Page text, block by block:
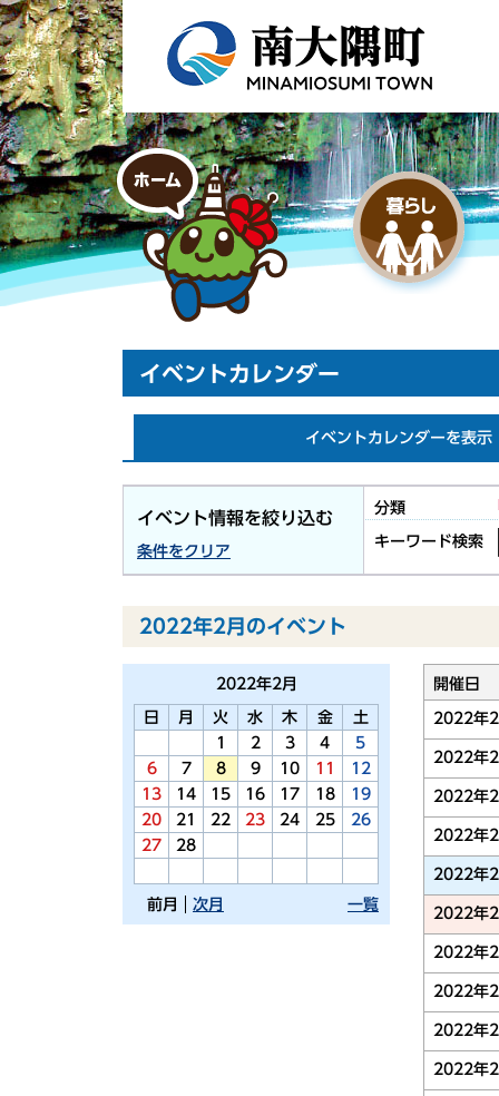
イベントカレンダー
イベントカレンダーを表示
イベント情報を絞り込む
条件をクリア
分類
キーワード検索
2022年2月のイベント
2022年2月
日 月 火 水 木 金
土
1
2 3 4
5
6
7 8 9 10 11
12
13
14 15 16 17 18
19
20
21 22 23 24 25
26
27
28
前月 一覧
次月
開催日
2022年
2022年
2022年
2022年
2022年
2022年
2022年
2022年
2022年
2022年